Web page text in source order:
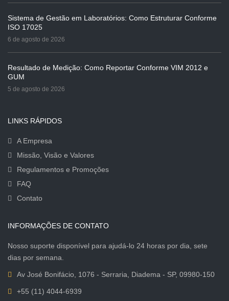
Sistema de Gestão em Laboratórios: Como Estruturar Conforme
ISO 17025
6 de agosto de 2026
Resultado de Medição: Como Reportar Conforme VIM 2012 e
GUM
5 de agosto de 2026
LINKS RÁPIDOS
A Empresa
Missão, Visão e Valores
Regulamentos e Promoções
FAQ
Contato
INFORMAÇÕES DE CONTATO
Nosso suporte disponível para ajudá-lo 24 horas por dia, sete
dias por semana.
Av José Bonifácio, 1076 - Serraria, Diadema - SP, 09980-150
+55 (11) 4044-6939